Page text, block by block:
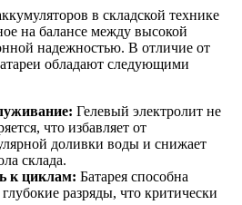
в складской технике
на балансе между высокой
надежностью. В отличие от
обладают следующими
Гелевый электролит не
что избавляет от
доливки воды и снижает
склада.
к циклам: Батарея способна
разряды, что критически